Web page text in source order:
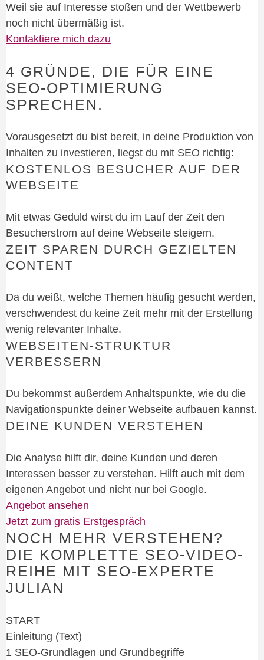
Weil sie auf Interesse stoßen und der Wettbewerb
noch nicht übermäßig ist.
Kontaktiere mich dazu
4 GRÜNDE, DIE FÜR EINE
SEO-OPTIMIERUNG
SPRECHEN.
Vorausgesetzt du bist bereit, in deine Produktion von
Inhalten zu investieren, liegst du mit SEO richtig:
KOSTENLOS BESUCHER AUF DER
WEBSEITE
Mit etwas Geduld wirst du im Lauf der Zeit den
Besucherstrom auf deine Webseite steigern.
ZEIT SPAREN DURCH GEZIELTEN
CONTENT
Da du weißt, welche Themen häufig gesucht werden,
verschwendest du keine Zeit mehr mit der Erstellung
wenig relevanter Inhalte.
WEBSEITEN-STRUKTUR
VERBESSERN
Du bekommst außerdem Anhaltspunkte, wie du die
Navigationspunkte deiner Webseite aufbauen kannst.
DEINE KUNDEN VERSTEHEN
Die Analyse hilft dir, deine Kunden und deren
Interessen besser zu verstehen. Hilft auch mit dem
eigenen Angebot und nicht nur bei Google.
Angebot ansehen
Jetzt zum gratis Erstgespräch
NOCH MEHR VERSTEHEN?
DIE KOMPLETTE SEO-VIDEO-
REIHE MIT SEO-EXPERTE
JULIAN
START
Einleitung (Text)
1 SEO-Grundlagen und Grundbegriffe